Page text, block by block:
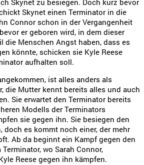
Skynet zu besiegen. Doch kurz bevor
Skynet einen Terminator in die
Connor schon in der Vergangenheit
er geboren wird, in dem dieser
die Menschen Angst haben, dass es
könnte, schicken sie Kyle Reese
aufhalten soll.
ist alles anders als
die Mutter kennt bereits alles und auch
Sie erwartet den Terminator bereits
Modells der Terminators
sie gegen ihn. Sie besiegen den
doch es kommt noch einer, der mehr
Ab da beginnt ein Kampf gegen den
wo Sarah Connor,
Reese gegen ihn kämpfen.